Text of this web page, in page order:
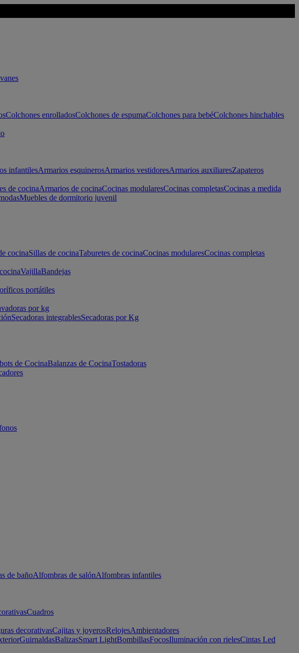
Colchones enrolladosColchones de espumaColchones para bebéColchones hinchables
infantilesArmarios esquinerosArmarios vestidoresArmarios auxiliaresZapateros
de cocinaArmarios de cocinaCocinas modularesCocinas completasCocinas a medida
Muebles de dormitorio juvenil
cocinaSillas de cocinaTaburetes de cocinaCocinas modularesCocinas completas
VajillaBandejas
portátiles
por kg
Secadoras integrablesSecadoras por Kg
de CocinaBalanzas de CocinaTostadoras
de bañoAlfombras de salónAlfombras infantiles
Cuadros
decorativasCajitas y joyerosRelojesAmbientadores
GuirnaldasBalizasSmart LightBombillasFocosIluminación con rielesCintas Led